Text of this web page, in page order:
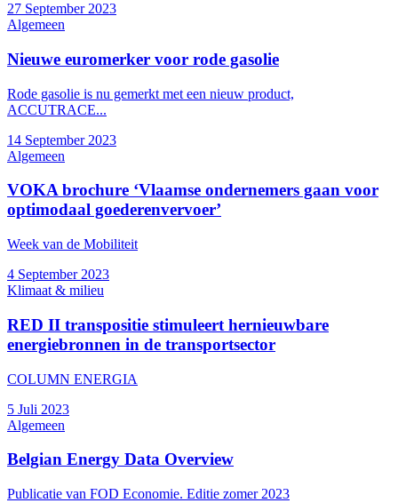
27 September 2023
Algemeen
Nieuwe euromerker voor rode gasolie
Rode gasolie is nu gemerkt met een nieuw product,
ACCUTRACE...
14 September 2023
Algemeen
VOKA brochure ‘Vlaamse ondernemers gaan voor
optimodaal goederenvervoer’
Week van de Mobiliteit
4 September 2023
Klimaat & milieu
RED II transpositie stimuleert hernieuwbare
energiebronnen in de transportsector
COLUMN ENERGIA
5 Juli 2023
Algemeen
Belgian Energy Data Overview
Publicatie van FOD Economie. Editie zomer 2023